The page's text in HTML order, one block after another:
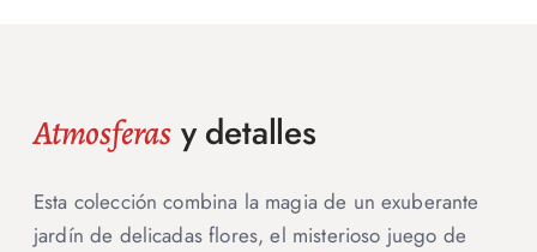
Atmosferasy detalles
Esta colección combina la magia de un exuberante
jardín de delicadas flores, el misterioso juego de